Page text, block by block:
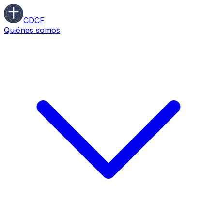
CDCF
Quiénes somos